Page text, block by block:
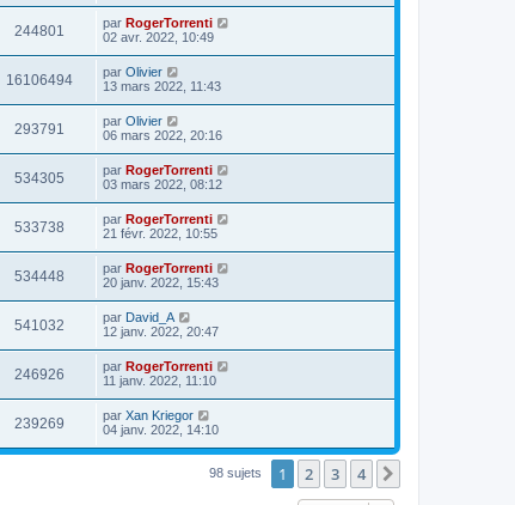
244801 par RogerTorrenti
02 avr. 2022, 10:49
16106494 par Olivier
13 mars 2022, 11:43
293791 par Olivier
06 mars 2022, 20:16
534305 par RogerTorrenti
03 mars 2022, 08:12
533738 par RogerTorrenti
21 févr. 2022, 10:55
534448 par RogerTorrenti
20 janv. 2022, 15:43
541032 par David_A
12 janv. 2022, 20:47
246926 par RogerTorrenti
11 janv. 2022, 11:10
239269 par Xan Kriegor
04 janv. 2022, 14:10
98 sujets 1 2 3 4